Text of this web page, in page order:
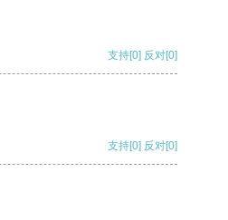
支持[0] 反对[0]
支持[0] 反对[0]